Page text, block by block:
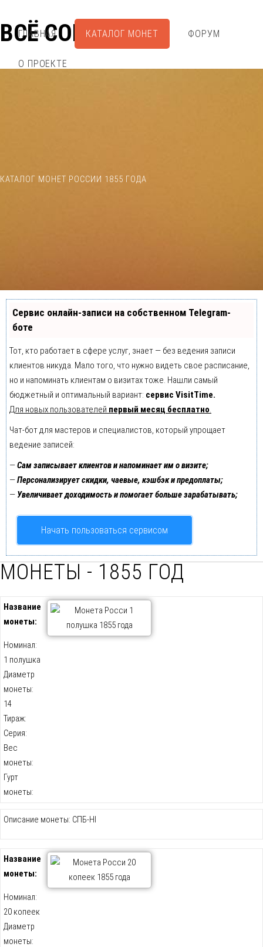
ВСЁ СОБРАЛ
ГЛАВНАЯ КАТАЛОГ МОНЕТ ФОРУМ
О ПРОЕКТЕ
КАТАЛОГ МОНЕТ РОССИИ 1855 ГОДА
Сервис онлайн-записи на собственном Telegram-
боте
Тот, кто работает в сфере услуг, знает — без ведения записи
клиентов никуда. Мало того, что нужно видеть свое расписание,
но и напоминать клиентам о визитах тоже. Нашли самый
бюджетный и оптимальный вариант: сервис VisitTime.
Для новых пользователей первый месяц бесплатно.
Чат-бот для мастеров и специалистов, который упрощает
ведение записей:
—Сам записывает клиентов и напоминает им о визите;
—Персонализирует скидки, чаевые, кэшбэк и предоплаты;
— Увеличивает доходимость и помогает больше зарабатывать;
Начать пользоваться сервисом
МОНЕТЫ - 1855 ГОД
Название
монеты:
Номинал:
1 полушка
Диаметр
монеты:
14
Тираж:
Серия:
Вес
монеты:
Гурт
монеты:
Описание монеты: СПБ-HI
Название
монеты:
Номинал:
20 копеек
Диаметр
монеты: